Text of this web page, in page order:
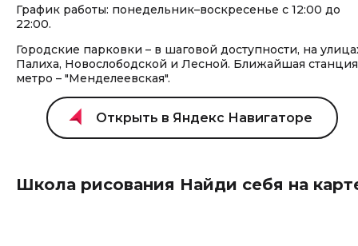
График работы: понедельник–воскресенье с 12:00 до
22:00.
Городские парковки – в шаговой доступности, на
Палиха, Новослободской и Лесной. Ближайшая станция
метро – "Менделеевская".
Школа рисования Найди себя на